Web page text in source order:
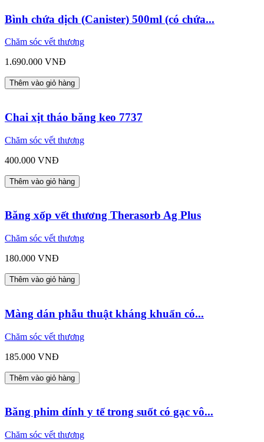
Bình chứa dịch (Canister) 500ml (có chứa...
Chăm sóc vết thương
1.690.000 VNĐ
Thêm vào giỏ hàng
Chai xịt tháo băng keo 7737
Chăm sóc vết thương
400.000 VNĐ
Thêm vào giỏ hàng
Băng xốp vết thương Therasorb Ag Plus
Chăm sóc vết thương
180.000 VNĐ
Thêm vào giỏ hàng
Màng dán phẫu thuật kháng khuẩn có...
Chăm sóc vết thương
185.000 VNĐ
Thêm vào giỏ hàng
Băng phim dính y tế trong suốt có gạc vô...
Chăm sóc vết thương